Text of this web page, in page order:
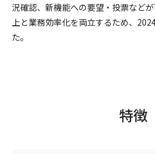
況確認、新機能への要望・投票などが
上と業務効率化を両立するため、
た。
特徴